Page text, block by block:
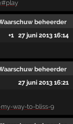
+1
27 juni 2013 16:14
27 juni 2013 16:21
way-to-bliss-9